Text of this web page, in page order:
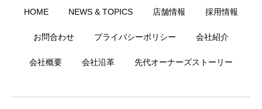
HOME NEWS & TOPICS 店舗情報 採用情報
お問合わせ プライバシーポリシー 会社紹介
会社概要 会社沿革 先代オーナーズストーリー